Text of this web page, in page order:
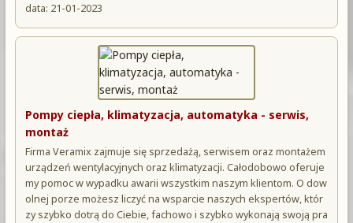
data: 21-01-2023
Pompy ciepła, klimatyzacja, automatyka - serwis,
montaż
Firma Veramix zajmuje się sprzedażą, serwisem oraz montażem
urządzeń wentylacyjnych oraz klimatyzacji. Całodobowo oferuje
my pomoc w wypadku awarii wszystkim naszym klientom. O dow
olnej porze możesz liczyć na wsparcie naszych ekspertów, któr
zy szybko dotrą do Ciebie, fachowo i szybko wykonają swoją pra